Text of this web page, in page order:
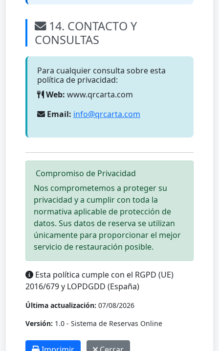
14. CONTACTO Y
CONSULTAS
Para cualquier consulta sobre esta
política de privacidad:
Web: www.qrcarta.com
Email: info@qrcarta.com
Compromiso de Privacidad
Nos comprometemos a proteger su
privacidad y a cumplir con toda la
normativa aplicable de protección de
datos. Sus datos de reserva se utilizan
únicamente para proporcionar el mejor
servicio de restauración posible.
Esta política cumple con el RGPD (UE)
2016/679 y LOPDGDD (España)
Última actualización: 07/08/2026
Versión: 1.0 - Sistema de Reservas Online